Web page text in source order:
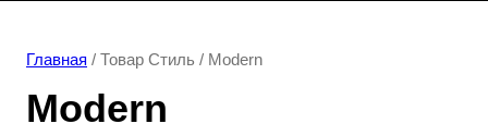
Главная / Товар Стиль / Modern
Modern